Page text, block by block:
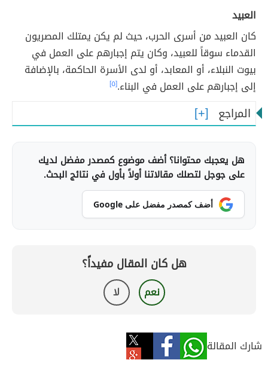
العبيد
كان العبيد من أسرى الحرب، حيث لم يكن يمتلك المصريون
القدماء سوقاً للعبيد، وكان يتم إجبارهم على العمل في
بيوت النبلاء، أو المعابد، أو لدى الأسرة الحاكمة، بالإضافة
إلى إجبارهم على العمل في البناء.[٥]
المراجع
هل يعجبك محتوانا؟ أضف موضوع كمصدر مفضل لديك
على جوجل لتصلك مقالاتنا أولاً بأول في نتائج البحث.
أضف كمصدر مفضل على Google
هل كان المقال مفيداً؟
نعم لا
شارك المقالة